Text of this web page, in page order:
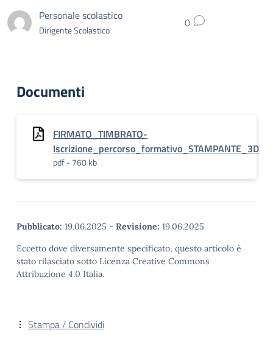
Personale scolastico
Dirigente Scolastico 0
Documenti
FIRMATO_TIMBRATO-
Iscrizione_percorso_formativo_STAMPANTE_3D
pdf - 760 kb
Pubblicato: 19.06.2025 - Revisione: 19.06.2025
Eccetto dove diversamente specificato, questo articolo è
stato rilasciato sotto Licenza Creative Commons
Attribuzione 4.0 Italia.
Stampa / Condividi